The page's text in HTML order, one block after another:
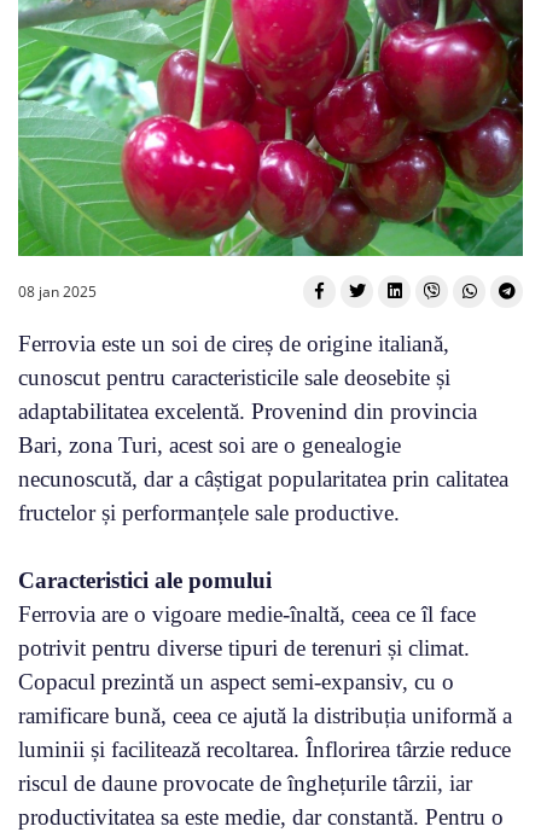
08 jan 2025
Ferrovia este un soi de cireș de origine italiană,
cunoscut pentru caracteristicile sale deosebite și
adaptabilitatea excelentă. Provenind din provincia
Bari, zona Turi, acest soi are o genealogie
necunoscută, dar a câștigat popularitatea prin calitatea
fructelor și performanțele sale productive.
Caracteristici ale pomului
Ferrovia are o vigoare medie-înaltă, ceea ce îl face
potrivit pentru diverse tipuri de terenuri și climat.
Copacul prezintă un aspect semi-expansiv, cu o
ramificare bună, ceea ce ajută la distribuția uniformă a
luminii și facilitează recoltarea. Înflorirea târzie reduce
riscul de daune provocate de înghețurile târzii, iar
productivitatea sa este medie, dar constantă. Pentru o